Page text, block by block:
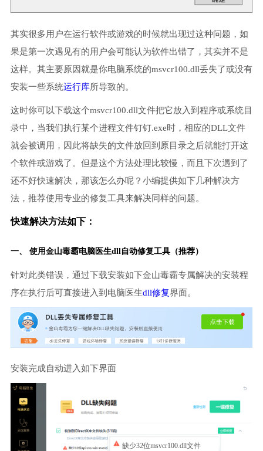
其实很多用户在运行软件或游戏的时候就出现过这种问题，如
果是第一次遇见有的用户会可能认为软件出错了，其实并不是
这样。其主要原因就是你电脑系统的msvcr100.dll丢失了或没有
安装一些系统运行库所导致的。
这时你可以下载这个msvcr100.dll文件把它放入到程序或系统目
录中，当我们执行某个进程文件钉钉.exe时，相应的DLL文件
就会被调用，因此将缺失的文件放回到原目录之后就能打开这
个软件或游戏了。但是这个方法处理比较慢，而且下次遇到了
还不好快速解决，那该怎么办呢？小编提供如下几种解决方
法，推荐使用专业的修复工具来解决同样的问题。
快速解决方法如下：
一、 使用金山毒霸电脑医生dll自动修复工具（推荐）
针对此类错误，通过下载安装如下金山毒霸专属解决的安装程
序在执行后可直接进入到电脑医生dll修复界面。
安装完成自动进入如下界面
缺少32位msvcr100.dll文件